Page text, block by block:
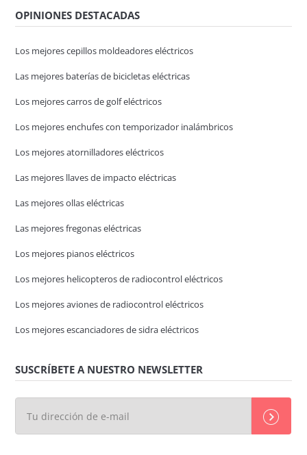
OPINIONES DESTACADAS
Los mejores cepillos moldeadores eléctricos
Las mejores baterías de bicicletas eléctricas
Los mejores carros de golf eléctricos
Los mejores enchufes con temporizador inalámbricos
Los mejores atornilladores eléctricos
Las mejores llaves de impacto eléctricas
Las mejores ollas eléctricas
Las mejores fregonas eléctricas
Los mejores pianos eléctricos
Los mejores helicopteros de radiocontrol eléctricos
Los mejores aviones de radiocontrol eléctricos
Los mejores escanciadores de sidra eléctricos
SUSCRÍBETE A NUESTRO NEWSLETTER